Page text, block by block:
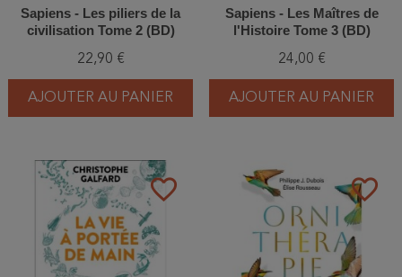
Sapiens - Les piliers de la
civilisation Tome 2 (BD)
22,90 €
AJOUTER AU PANIER
Sapiens - Les Maîtres de
l'Histoire Tome 3 (BD)
24,00 €
AJOUTER AU PANIER
favorite_border favorite_border